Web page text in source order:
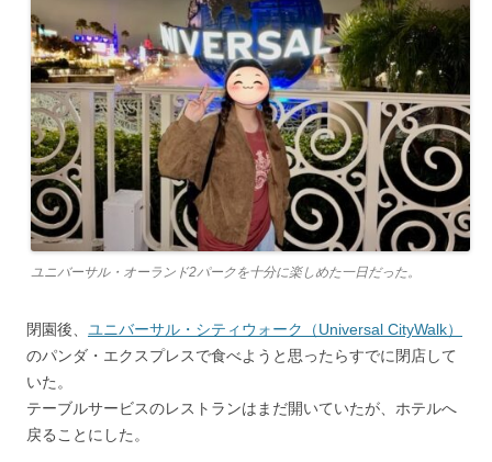
ユニバーサル・オーランド2パークを十分に楽しめた一日だった。
閉園後、 ユニバーサル・シティウォーク（Universal CityWalk）
のパンダ・エクスプレスで食べようと思ったらすでに閉店して
いた。
テーブルサービスのレストランはまだ開いていたが、ホテルへ
戻ることにした。